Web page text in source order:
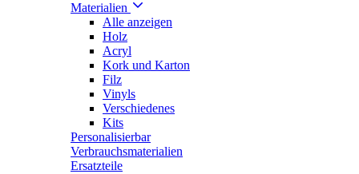
Materialien
Alle anzeigen
Holz
Acryl
Kork und Karton
Filz
Vinyls
Verschiedenes
Kits
Personalisierbar
Verbrauchsmaterialien
Ersatzteile